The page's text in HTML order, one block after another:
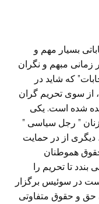
بسیار مهم و
زمانی مبهم و نگران
که شاید در
از سوی تحریم گران
شده است. یکی
” رجل سیاسی ”
دیگری از در حمایت
هموطنان
تا تحریم را
است در سوئیس برگزار
در ۷۶ ، ٨٨ و یا ۹۲ و ۹۴ زنان حق و حقوق متفاوتی